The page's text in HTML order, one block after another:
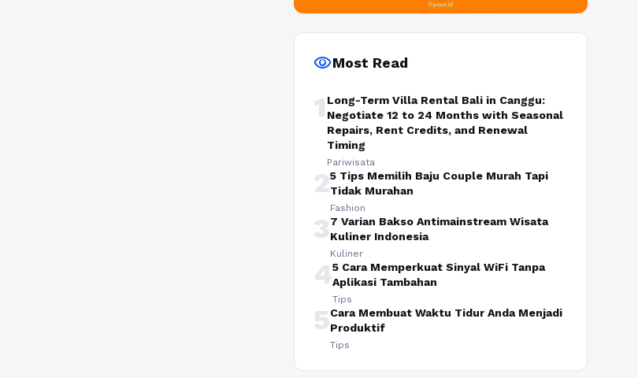
visibilityMost Read
1 Long-Term Villa Rental Bali in Canggu:
Negotiate 12 to 24 Months with Seasonal
Repairs, Rent Credits, and Renewal
Timing
Pariwisata
25 Tips Memilih Baju Couple Murah Tapi
Tidak Murahan
Fashion
37 Varian Bakso Antimainstream Wisata
Kuliner Indonesia
Kuliner
45 Cara Memperkuat Sinyal WiFi Tanpa
Aplikasi Tambahan
Tips
5Cara Membuat Waktu Tidur Anda Menjadi
Produktif
Tips